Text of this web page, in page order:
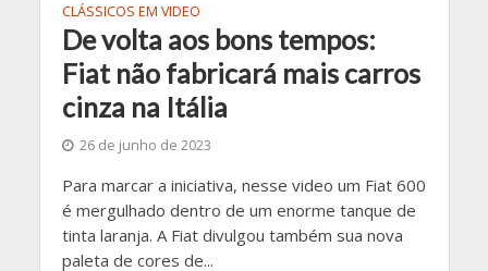
CLÁSSICOS EM VIDEO
De volta aos bons tempos:
Fiat não fabricará mais carros
cinza na Itália
26 de junho de 2023
Para marcar a iniciativa, nesse video um Fiat 600
é mergulhado dentro de um enorme tanque de
tinta laranja. A Fiat divulgou também sua nova
paleta de cores de...